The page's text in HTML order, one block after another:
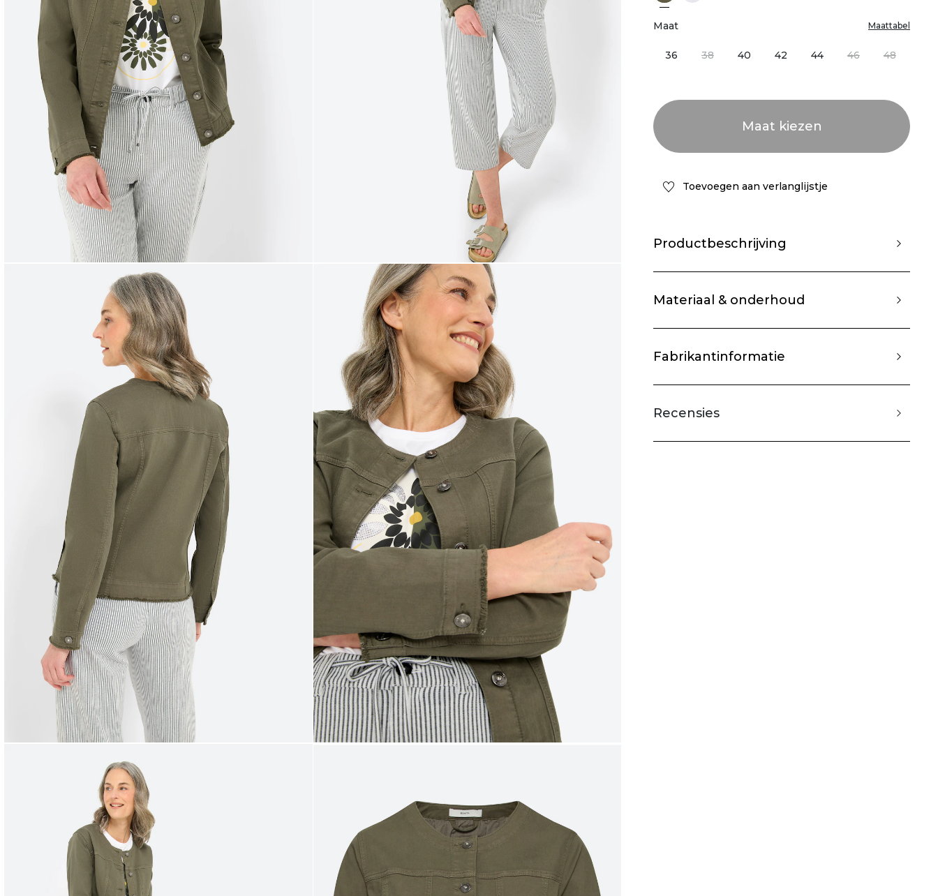
Maat Maattabel
36 38 40 42 44 46 48
Toevoegen aan verlanglijstje
Productbeschrijving
Materiaal & onderhoud
Fabrikantinformatie
Recensies